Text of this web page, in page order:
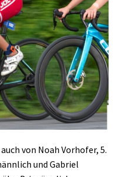
von Noah Vorhofer, 5.
und Gabriel